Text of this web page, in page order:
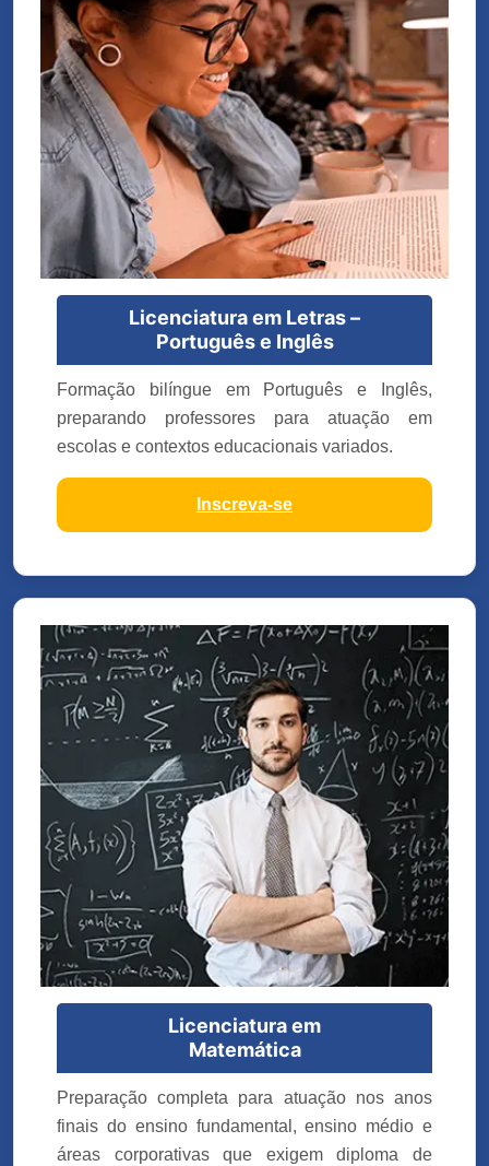
Licenciatura em Letras –
Português e Inglês
Formação bilíngue em Português e Inglês,
preparando professores para atuação em
escolas e contextos educacionais variados.
Inscreva-se
Licenciatura em
Matemática
Preparação completa para atuação nos anos
finais do ensino fundamental, ensino médio e
áreas corporativas que exigem diploma de